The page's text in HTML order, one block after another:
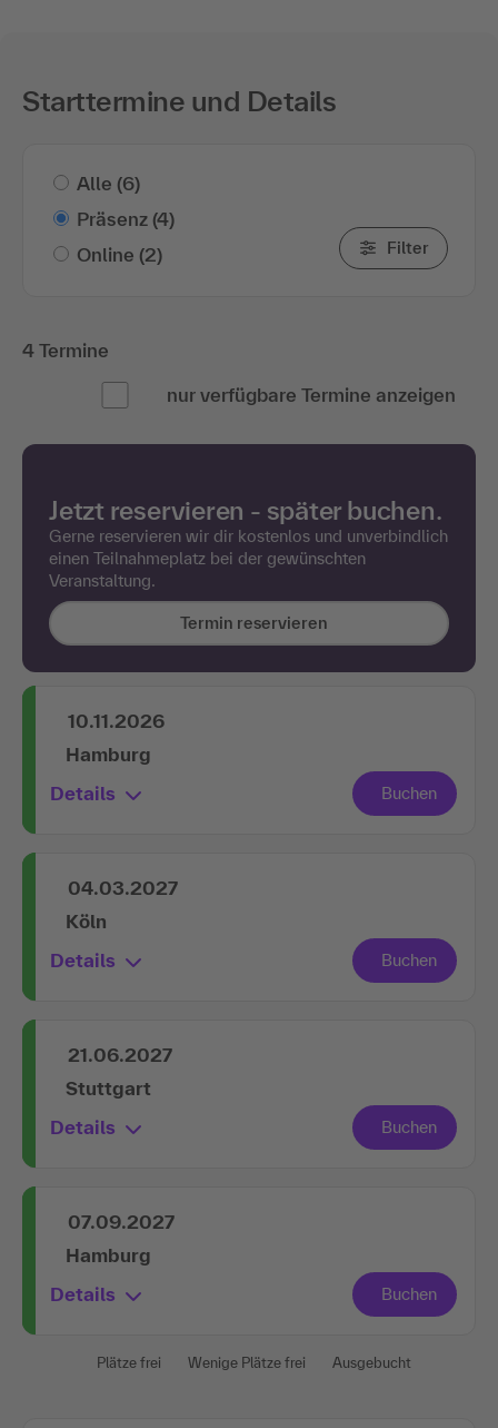
Starttermine und Details
Alle (6)
Präsenz (4)
Online (2) Filter
4 Termine
nur verfügbare Termine anzeigen
Jetzt reservieren - später buchen.
Gerne reservieren wir dir kostenlos und unverbindlich
einen Teilnahmeplatz bei der gewünschten
Veranstaltung.
Termin reservieren
10.11.2026
Hamburg
Details
04.03.2027
Köln
Details
21.06.2027
Stuttgart
Details
07.09.2027
Hamburg
Details
Plätze frei Wenige Plätze frei Ausgebucht